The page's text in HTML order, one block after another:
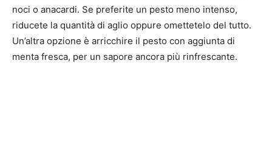
noci o anacardi. Se preferite un pesto meno intenso,
riducete la quantità di aglio oppure omettetelo del tutto.
Un’altra opzione è arricchire il pesto con aggiunta di
menta fresca, per un sapore ancora più rinfrescante.